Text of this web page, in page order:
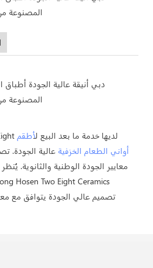
من المعروف أن شركة Two Eight لديها خدمة ما بعد البيع لأطقم
أواني الطعام الخزفية عالية الجودة.
معايير الجودة الوطنية والثانوية.